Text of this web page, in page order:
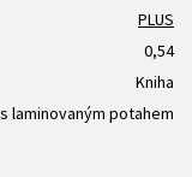
PLUS
0,54
Kniha
laminovaným potahem